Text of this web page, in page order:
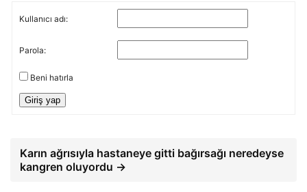
Kullanıcı adı:
Parola:
Beni hatırla
Giriş yap
Karın ağrısıyla hastaneye gitti bağırsağı neredeyse
kangren oluyordu →